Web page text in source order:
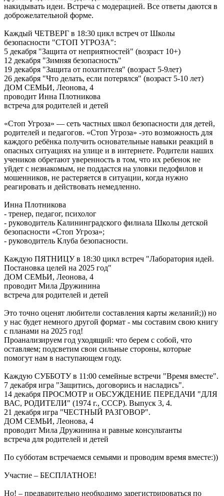
накидывать идеи. Встреча с модерацией. Все ответы даются в
доброжелательной форме.
Каждый ЧЕТВЕРГ в 18:30 цикл встреч от Школы
безопасности "СТОП УГРОЗА":
5 декабря "Защита от неприятностей" (возраст 10+)
12 декабря "Зимняя безопасность"
19 декабря "Защита от похитителя" (возраст 5-9лет)
26 декабря "Что делать, если потерялся" (возраст 5-10 лет)
ДОМ СЕМЬИ, Леонова, 4
проводит Инна Плотникова
встреча для родителей и детей
«Стоп Угроза» — сеть частных школ безопасности для детей,
родителей и педагогов. «Стоп Угроза» -это возможность для
каждого ребёнка получить основательные навыки реакций в
опасных ситуациях на улице и в интернете. Родители наших
учеников обретают уверенность в том, что их ребенок не
уйдет с незнакомым, не поддастся на уловки педофилов и
мошенников, не растеряется в ситуации, когда нужно
реагировать и действовать немедленно.
Инна Плотникова
- тренер, педагог, психолог
- руководитель Калининградского филиала Школы детской
безопасности «Стоп Угроза»;
- руководитель Клуба безопасности.
Каждую ПЯТНИЦУ в 18:30 цикл встреч "Лаборатория идей.
Постановка целей на 2025 год"
ДОМ СЕМЬИ, Леонова, 4
проводит Мила Дружинина
встреча для родителей и детей
Это точно оценят любители составления карты желаний;)) но
у нас будет немного другой формат - мы составим свою книгу
с планами на 2025 год!
Проанализируем год уходящий: что берем с собой, что
оставляем; подсветим свои сильные стороны, которые
помогут нам в наступающем году.
Каждую СУББОТУ в 11:00 семейные встречи "Время вместе".
7 декабря игра "Защитись, договорись и насладись".
14 декабря ПРОСМОТР и ОБСУЖДЕНИЕ ПЕРЕДАЧИ "ДЛЯ
ВАС, РОДИТЕЛИ" (1974 г., СССР). Выпуск 3, 4.
21 декабря игра "ЧЕСТНЫЙ РАЗГОВОР".
ДОМ СЕМЬИ, Леонова, 4
проводит Мила Дружинина и равные консультанты
встреча для родителей и детей
По субботам встречаемся семьями и проводим время вместе:))
Участие – БЕСПЛАТНОЕ!
Но! – предварительно необходимо зарегистрироваться по